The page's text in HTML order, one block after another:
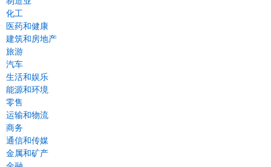
化工
医药和健康
建筑和房地产
旅游
汽车
生活和娱乐
能源和环境
零售
运输和物流
商务
通信和传媒
金属和矿产